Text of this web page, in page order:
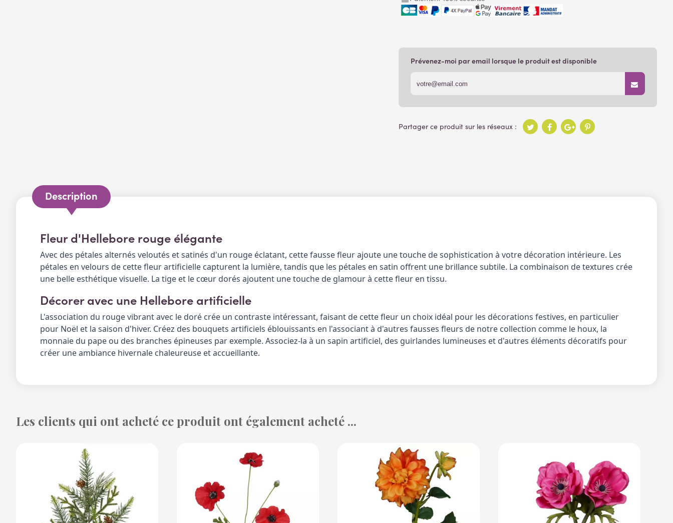
Prévenez-moi par email lorsque le produit est disponible
Description
Fleur d'Hellebore rouge élégante
Avec des pétales alternés veloutés et satinés d'un rouge éclatant, cette fausse fleur ajoute une touche de sophistication à votre décoration intérieure. Les
pétales en velours de cette fleur artificielle capturent la lumière, tandis que les pétales en satin offrent une brillance subtile. La combinaison de textures crée
une belle esthétique visuelle. La tige et le cœur dorés ajoutent une touche de glamour à cette fleur en tissu.
Décorer avec une Hellebore artificielle
L'association du rouge vibrant avec le doré crée un contraste intéressant, faisant de cette fleur un choix idéal pour les décorations festives, en particulier
pour Noël et la saison d'hiver. Créez des bouquets artificiels éblouissants en l'associant à d'autres fausses fleurs de notre collection comme le houx, la
monnaie du pape ou des branches épineuses par exemple. Associez-la à un sapin artificiel, des guirlandes lumineuses et d'autres éléments décoratifs pour
créer une ambiance hivernale chaleureuse et accueillante.
Les clients qui ont acheté ce produit ont également acheté ...